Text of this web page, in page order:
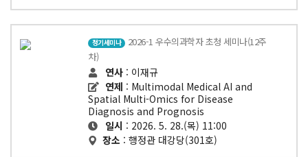
정기세미나
2026-1 우수의과학자 초청 세미나(12주
차)
연사 : 이재규
연제 : Multimodal Medical AI and
Spatial Multi-Omics for Disease
Diagnosis and Prognosis
일시 : 2026. 5. 28.(목) 11:00
장소 : 행정관 대강당(301호)